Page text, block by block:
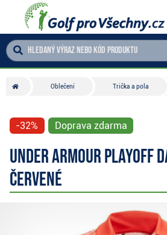
Oblečení Trička a pola
-32% Doprava zdarma
Under Armour Playoff
červené